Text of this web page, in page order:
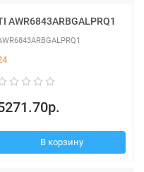
AWR6843ARBGALPRQ1
В корзину